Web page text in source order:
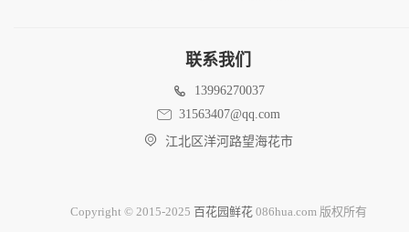
联系我们
13996270037
31563407@qq.com
江北区洋河路望海花市
Copyright © 2015-2025 百花园鲜花086hua.com 版权所有